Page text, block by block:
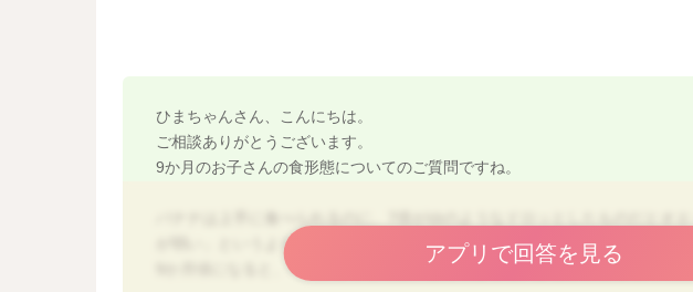
ひまちゃんさん、こんにちは。
ご相談ありがとうございます。
9か月のお子さんの食形態についてのご質問ですね。
が弱い」というより、ドロドロした質感が苦手なタイプなのかもしれませんね
9か月頃になると、ペーストや水っぽいおかゆよりも、少し形があるものの方
アプリで回答を見る